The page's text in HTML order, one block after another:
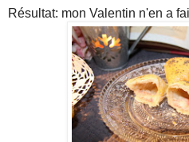
Résultat: mon Valentin n'en a